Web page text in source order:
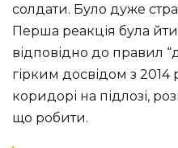
солдати. Було дуже
Перша реакція була
відповідно до правил
гірким досвідом з
коридорі на підлозі,
що робити.